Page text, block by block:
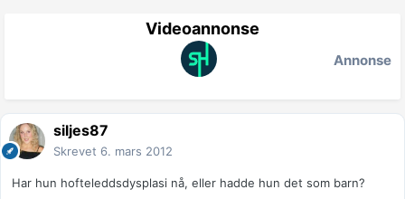
Videoannonse
Annonse
siljes87
Skrevet 6. mars 2012
Har hun hofteleddsdysplasi nå, eller hadde hun det som barn?